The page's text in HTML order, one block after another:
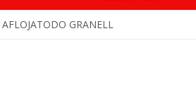
AFLOJATODO GRANELL